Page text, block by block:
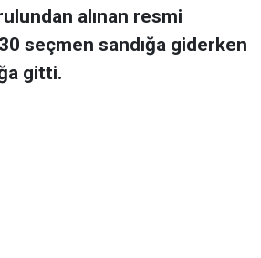
alınan resmi
seçmen sandığa giderken
gitti.